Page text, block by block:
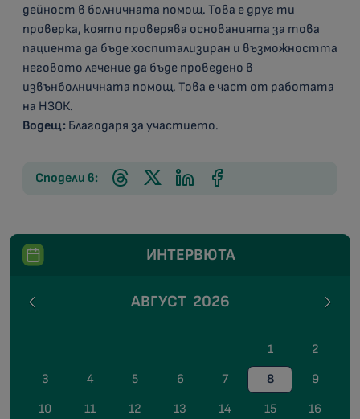
дейност в болничната помощ. Това е друг ти
проверка, която проверява основанията за това
пациента да бъде хоспитализиран и възможността
неговото лечение да бъде проведено в
извънболничната помощ. Това е част от работата
на НЗОК.
Водещ: Благодаря за участието.
Сподели в:
ИНТЕРВЮТА
АВГУСТ 2026
1
2
3
4 5 6 7 8
9
10
11 12 13 14 15
16